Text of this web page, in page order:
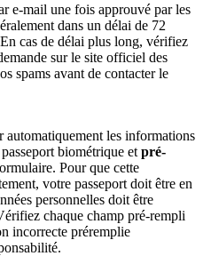
e-mail une fois approuvé par les
dans un délai de 72
cas de délai plus long, vérifiez
sur le site officiel des
spams avant de contacter le
automatiquement les informations
biométrique et pré-
Pour que cette
votre passeport doit être en
personnelles doit être
chaque champ pré-rempli
incorrecte préremplie